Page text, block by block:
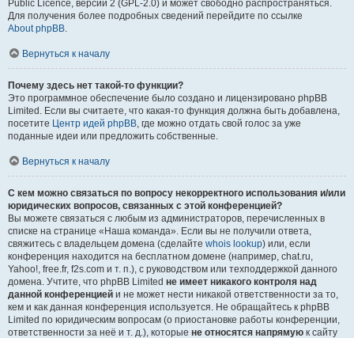
Public Licence, версии 2 (GPL-2.0) и может свободно распространяться.
Для получения более подробных сведений перейдите по ссылке
About phpBB.
Вернуться к началу
Почему здесь нет такой-то функции?
Это программное обеспечение было создано и лицензировано phpBB
Limited. Если вы считаете, что какая-то функция должна быть добавлена,
посетите Центр идей phpBB, где можно отдать свой голос за уже
поданные идеи или предложить собственные.
Вернуться к началу
С кем можно связаться по вопросу некорректного использования и/или
юридических вопросов, связанных с этой конференцией?
Вы можете связаться с любым из администраторов, перечисленных в
списке на странице «Наша команда». Если вы не получили ответа,
свяжитесь с владельцем домена (сделайте whois lookup) или, если
конференция находится на бесплатном домене (например, chat.ru,
Yahoo!, free.fr, f2s.com и т. п.), с руководством или техподдержкой данного
домена. Учтите, что phpBB Limited не имеет никакого контроля над
данной конференцией и не может нести никакой ответственности за то,
кем и как данная конференция используется. Не обращайтесь к phpBB
Limited по юридическим вопросам (о приостановке работы конференции,
ответственности за неё и т. д.), которые не относятся напрямую к сайту